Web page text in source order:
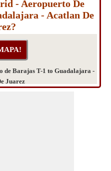
- Aeropuerto De
- Acatlan De
de Barajas T-1 to Guadalajara -
Juarez